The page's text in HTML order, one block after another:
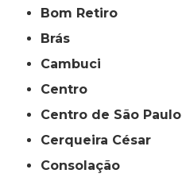
Bom Retiro
Brás
Cambuci
Centro
Centro de São Paulo
Cerqueira César
Consolação